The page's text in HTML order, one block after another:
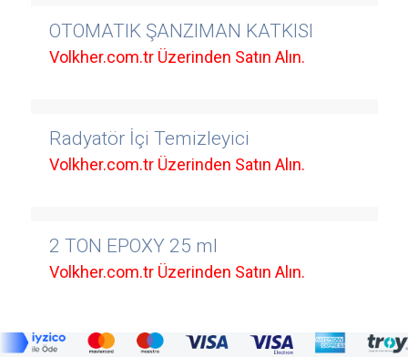
OTOMATIK ŞANZIMAN KATKISI
Volkher.com.tr Üzerinden Satın Alın.
Radyatör İçi Temizleyici
Volkher.com.tr Üzerinden Satın Alın.
2 TON EPOXY 25 ml
Volkher.com.tr Üzerinden Satın Alın.